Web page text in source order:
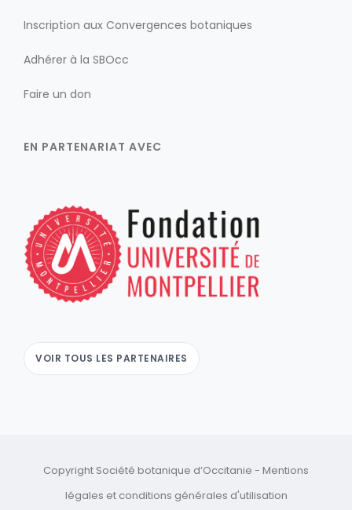
Inscription aux Convergences botaniques
Adhérer à la SBOcc
Faire un don
EN PARTENARIAT AVEC
VOIR TOUS LES PARTENAIRES
Copyright Société botanique d’Occitanie - Mentions
légales et conditions générales d'utilisation